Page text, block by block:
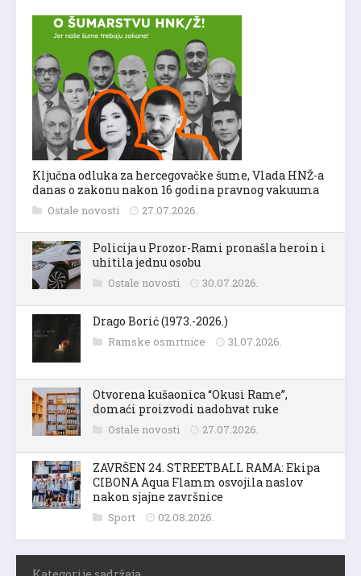
Ključna odluka za hercegovačke šume, Vlada HNŽ-a
danas o zakonu nakon 16 godina pravnog vakuuma
Ostale novosti 27.07.2026.
Policija u Prozor-Rami pronašla heroin i
uhitila jednu osobu
Ostale novosti 30.07.2026.
Drago Borić (1973.-2026.)
Ramske osmrtnice 31.07.2026.
Otvorena kušaonica “Okusi Rame”,
domaći proizvodi nadohvat ruke
Ostale novosti 27.07.2026.
ZAVRŠEN 24. STREETBALL RAMA: Ekipa
CIBONA Aqua Flamm osvojila naslov
nakon sjajne završnice
Sport 02.08.2026.